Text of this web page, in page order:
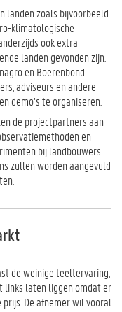
landen zoals bijvoorbeeld
klimatologische
ook extra
landen gevonden zijn.
en Boerenbond
adviseurs en andere
demo’s te organiseren.
de projectpartners aan
en
bij landbouwers
zullen worden aangevuld
de weinige teeltervaring,
links laten liggen omdat er
De afnemer wil vooral